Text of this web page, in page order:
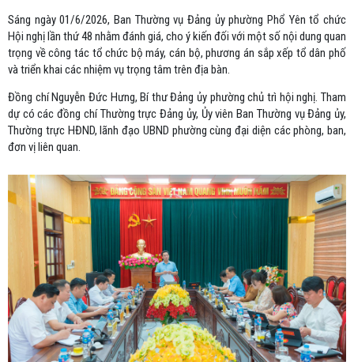
Sáng ngày 01/6/2026, Ban Thường vụ Đảng ủy phường Phổ Yên tổ chức
Hội nghị lần thứ 48 nhằm đánh giá, cho ý kiến đối với một số nội dung quan
trọng về công tác tổ chức bộ máy, cán bộ, phương án sắp xếp tổ dân phố
và triển khai các nhiệm vụ trọng tâm trên địa bàn.
Đồng chí Nguyễn Đức Hưng, Bí thư Đảng ủy phường chủ trì hội nghị. Tham
dự có các đồng chí Thường trực Đảng ủy, Ủy viên Ban Thường vụ Đảng ủy,
Thường trực HĐND, lãnh đạo UBND phường cùng đại diện các phòng, ban,
đơn vị liên quan.